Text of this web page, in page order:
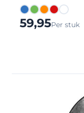
Blauw
Groen
Oranje
Rood
Wit
59,95Per stuk